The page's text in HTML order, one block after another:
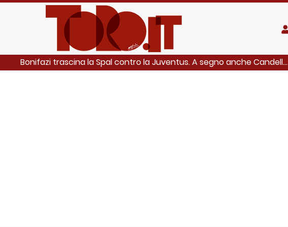
Bonifazi trascina la Spal contro la Juventus. A segno anche Candell...